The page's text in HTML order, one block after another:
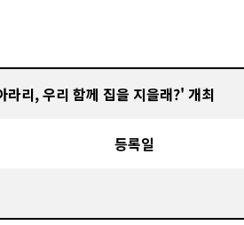
리, 우리 함께 집을 지을래?' 개최
등록일